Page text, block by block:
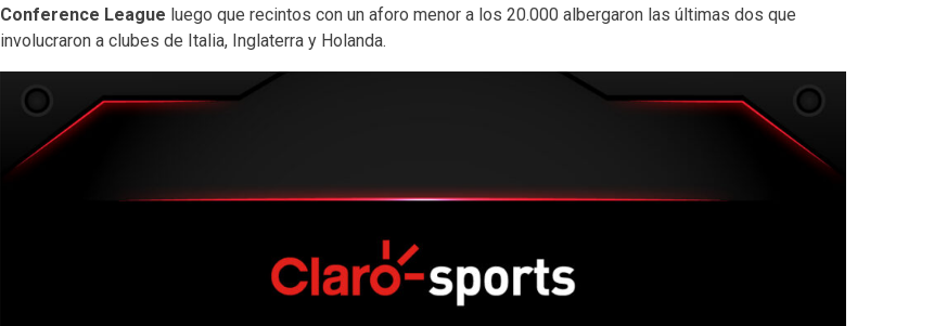
Conference League luego que recintos con un aforo menor a los 20.000 albergaron las últimas dos que
involucraron a clubes de Italia, Inglaterra y Holanda.